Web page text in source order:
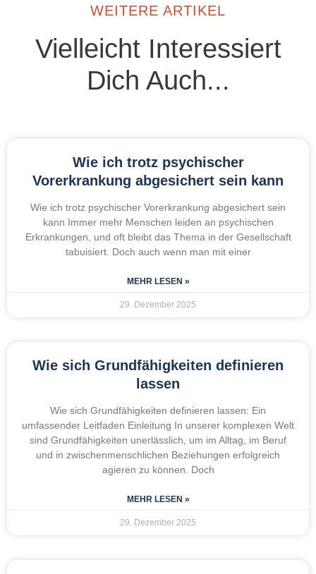
WEITERE ARTIKEL
Vielleicht Interessiert
Dich Auch...
Wie ich trotz psychischer
Vorerkrankung abgesichert sein kann
Wie ich trotz psychischer Vorerkrankung abgesichert sein
kann Immer mehr Menschen leiden an psychischen
Erkrankungen, und oft bleibt das Thema in der Gesellschaft
tabuisiert. Doch auch wenn man mit einer
MEHR LESEN »
29. Dezember 2025
Wie sich Grundfähigkeiten definieren
lassen
Wie sich Grundfähigkeiten definieren lassen: Ein
umfassender Leitfaden Einleitung In unserer komplexen Welt
sind Grundfähigkeiten unerlässlich, um im Alltag, im Beruf
und in zwischenmenschlichen Beziehungen erfolgreich
agieren zu können. Doch
MEHR LESEN »
29. Dezember 2025